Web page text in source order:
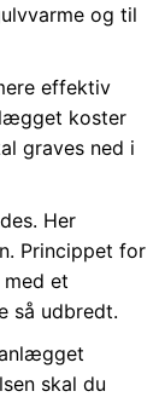
og til
effektiv
koster
graves ned i
Her
Princippet for
et
så udbredt.
skal du